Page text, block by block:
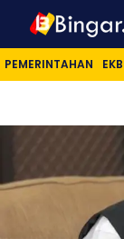
PEMERINTAHAN